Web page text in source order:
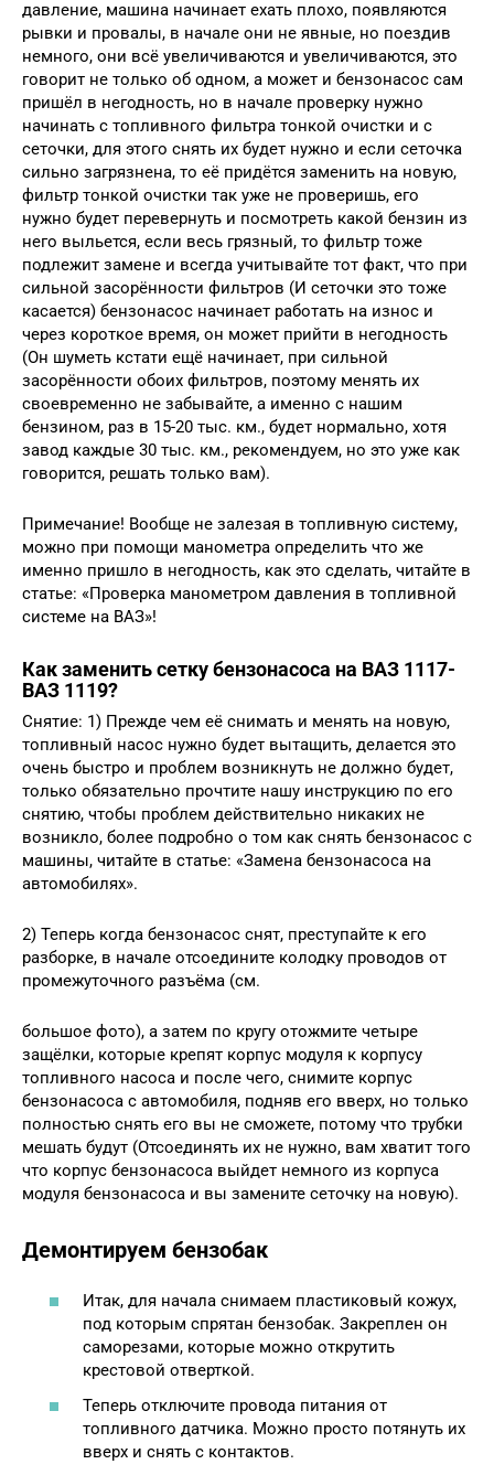
давление, машина начинает ехать плохо, появляются
рывки и провалы, в начале они не явные, но поездив
немного, они всё увеличиваются и увеличиваются, это
говорит не только об одном, а может и бензонасос сам
пришёл в негодность, но в начале проверку нужно
начинать с топливного фильтра тонкой очистки и с
сеточки, для этого снять их будет нужно и если сеточка
сильно загрязнена, то её придётся заменить на новую,
фильтр тонкой очистки так уже не проверишь, его
нужно будет перевернуть и посмотреть какой бензин из
него выльется, если весь грязный, то фильтр тоже
подлежит замене и всегда учитывайте тот факт, что при
сильной засорённости фильтров (И сеточки это тоже
касается) бензонасос начинает работать на износ и
через короткое время, он может прийти в негодность
(Он шуметь кстати ещё начинает, при сильной
засорённости обоих фильтров, поэтому менять их
своевременно не забывайте, а именно с нашим
бензином, раз в 15-20 тыс. км., будет нормально, хотя
завод каждые 30 тыс. км., рекомендуем, но это уже как
говорится, решать только вам).
Примечание! Вообще не залезая в топливную систему,
можно при помощи манометра определить что же
именно пришло в негодность, как это сделать, читайте в
статье: «Проверка манометром давления в топливной
системе на ВАЗ»!
Как заменить сетку бензонасоса на ВАЗ 1117-
ВАЗ 1119?
Снятие: 1) Прежде чем её снимать и менять на новую,
топливный насос нужно будет вытащить, делается это
очень быстро и проблем возникнуть не должно будет,
только обязательно прочтите нашу инструкцию по его
снятию, чтобы проблем действительно никаких не
возникло, более подробно о том как снять бензонасос с
машины, читайте в статье: «Замена бензонасоса на
автомобилях».
2) Теперь когда бензонасос снят, преступайте к его
разборке, в начале отсоедините колодку проводов от
промежуточного разъёма (см.
большое фото), а затем по кругу отожмите четыре
защёлки, которые крепят корпус модуля к корпусу
топливного насоса и после чего, снимите корпус
бензонасоса с автомобиля, подняв его вверх, но только
полностью снять его вы не сможете, потому что трубки
мешать будут (Отсоединять их не нужно, вам хватит того
что корпус бензонасоса выйдет немного из корпуса
модуля бензонасоса и вы замените сеточку на новую).
Демонтируем бензобак
Итак, для начала снимаем пластиковый кожух,
под которым спрятан бензобак. Закреплен он
саморезами, которые можно открутить
крестовой отверткой.
Теперь отключите провода питания от
топливного датчика. Можно просто потянуть их
вверх и снять с контактов.